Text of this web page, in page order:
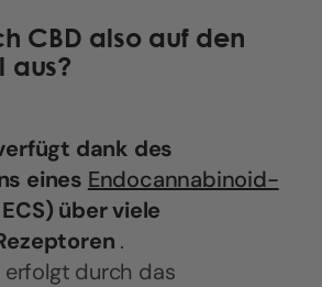
CBD also auf den
aus?
dank des
eines Endocannabinoid-
über viele
.
erfolgt durch das